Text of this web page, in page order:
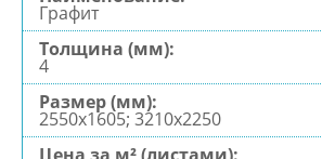
Графит
4
2550х1605; 3210х2250